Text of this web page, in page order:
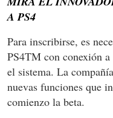
A PS4
Para inscribirse, es
PS4TM con conexión
el sistema. La
nuevas funciones que
comienzo la beta.